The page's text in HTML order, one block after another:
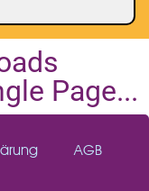
Page...
AGB